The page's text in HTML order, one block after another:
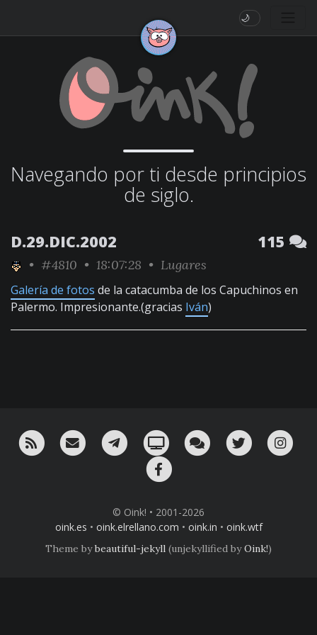
🌙
Navegando por ti desde principios
de siglo.
D.29.DIC.2002 115
• #4810 • 18:07:28 • Lugares
Galería de fotos de la catacumba de los Capuchinos en
Palermo. Impresionante.(gracias Iván)
RSS ¡Mándame un email!¡Nuestro canal en Telegram!
Oink! TV Charla con nosotros
Twitter
© Oink! • 2001-2026
oink.es • oink.elrellano.com • oink.in • oink.wtf
Theme bybeautiful-jekyll (unjekyllified byOink!)